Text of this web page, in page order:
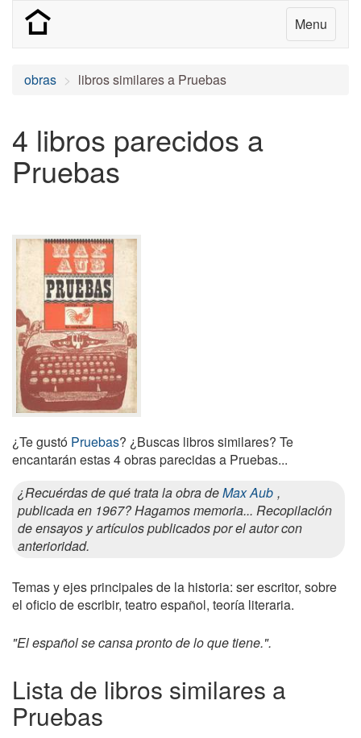
Menu
obras libros similares a Pruebas
4 libros parecidos a
Pruebas
¿Te gustó Pruebas? ¿Buscas libros similares? Te
encantarán estas 4 obras parecidas a Pruebas...
¿Recuérdas de qué trata la obra deMax Aub ,
publicada en 1967? Hagamos memoria... Recopilación
de ensayos y artículos publicados por el autor con
anterioridad.
Temas y ejes principales de la historia: ser escritor, sobre
el oficio de escribir, teatro español, teoría literaria.
"El español se cansa pronto de lo que tiene.".
Lista de libros similares a
Pruebas